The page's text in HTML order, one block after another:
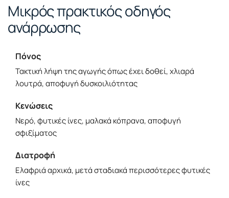
Μικρός πρακτικός οδηγός
ανάρρωσης
Πόνος
Τακτική λήψη της αγωγής όπως έχει δοθεί, χλιαρά
λουτρά, αποφυγή δυσκοιλιότητας
Κενώσεις
Νερό, φυτικές ίνες, μαλακά κόπρανα, αποφυγή
σφιξίματος
Διατροφή
Ελαφριά αρχικά, μετά σταδιακά περισσότερες φυτικές
ίνες